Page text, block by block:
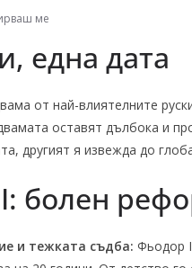
ме
една дата
от най-влиятелните
оставят дълбока и
другият я извежда до
болен
и тежката съдба: Фьодор